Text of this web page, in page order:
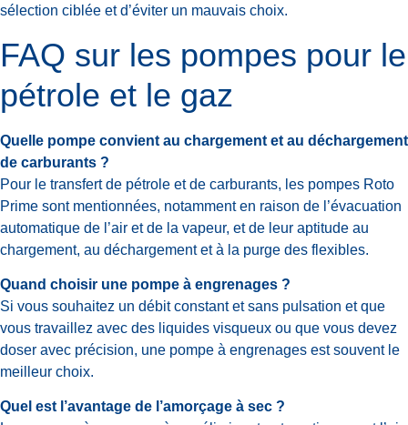
sélection ciblée et d’éviter un mauvais choix.
FAQ sur les pompes pour le
pétrole et le gaz
Quelle pompe convient au chargement et au déchargement
de carburants ?
Pour le transfert de pétrole et de carburants, les pompes Roto
Prime sont mentionnées, notamment en raison de l’évacuation
automatique de l’air et de la vapeur, et de leur aptitude au
chargement, au déchargement et à la purge des flexibles.
Quand choisir une pompe à engrenages ?
Si vous souhaitez un débit constant et sans pulsation et que
vous travaillez avec des liquides visqueux ou que vous devez
doser avec précision, une pompe à engrenages est souvent le
meilleur choix.
Quel est l’avantage de l’amorçage à sec ?